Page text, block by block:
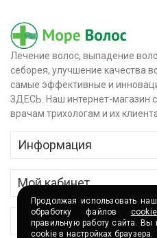
Лечение волос, выпадение
себорея, улучшение качества
самые эффективные и
ЗДЕСЬ. Наш интернет-магазин
врачам трихологам и их
Информация
О магазине
Доставка и оплата
Мой кабинет
Контактные данные
Сервис
Продолжая использовать
обработку файлов cookie
правильную работу сайта. Вы
cookie в настройках браузера.